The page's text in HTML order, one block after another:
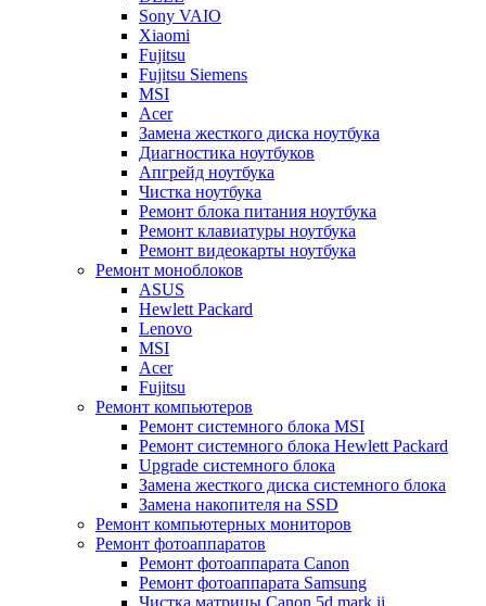
Sony VAIO
Xiaomi
Fujitsu
Fujitsu Siemens
MSI
Acer
Замена жесткого диска ноутбука
Диагностика ноутбуков
Апгрейд ноутбука
Чистка ноутбука
Ремонт блока питания ноутбука
Ремонт клавиатуры ноутбука
Ремонт видеокарты ноутбука
Ремонт моноблоков
ASUS
Hewlett Packard
Lenovo
MSI
Acer
Fujitsu
Ремонт компьютеров
Ремонт системного блока MSI
Ремонт системного блока Hewlett Packard
Upgrade системного блока
Замена жесткого диска системного блока
Замена накопителя на SSD
Ремонт компьютерных мониторов
Ремонт фотоаппаратов
Ремонт фотоаппарата Canon
Ремонт фотоаппарата Samsung
Чистка матрицы Canon 5d mark ii